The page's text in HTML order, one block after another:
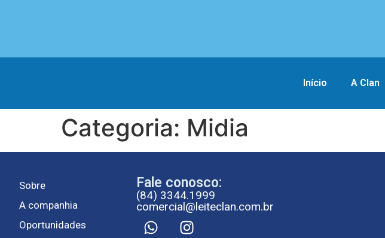
Início A Clan
Categoria: Midia
Sobre
A companhia
Oportunidades
Fale conosco:
(84) 3344.1999
comercial@leiteclan.com.br